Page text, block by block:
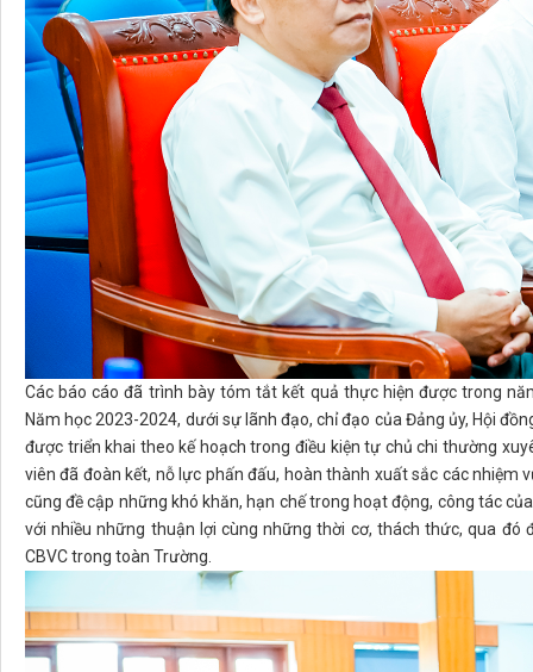
Các báo cáo đã trình bày tóm tắt kết quả thực hiện được trong
Năm học 2023-2024, dưới sự lãnh đạo, chỉ đạo của Đảng ủy, Hội
được triển khai theo kế hoạch trong điều kiện tự chủ chi thường
viên đã đoàn kết, nỗ lực phấn đấu, hoàn thành xuất sắc các nhiệm
cũng đề cập những khó khăn, hạn chế trong hoạt động, công tác
với nhiều những thuận lợi cùng những thời cơ, thách thức, qua
CBVC trong toàn Trường.